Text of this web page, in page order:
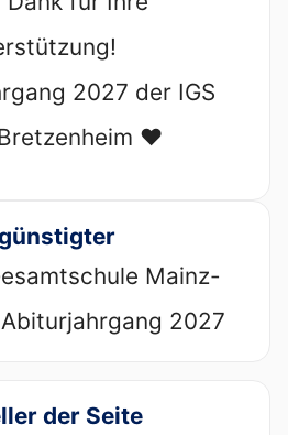
2027 der IGS
❤️
Mainz-
2027
der Seite